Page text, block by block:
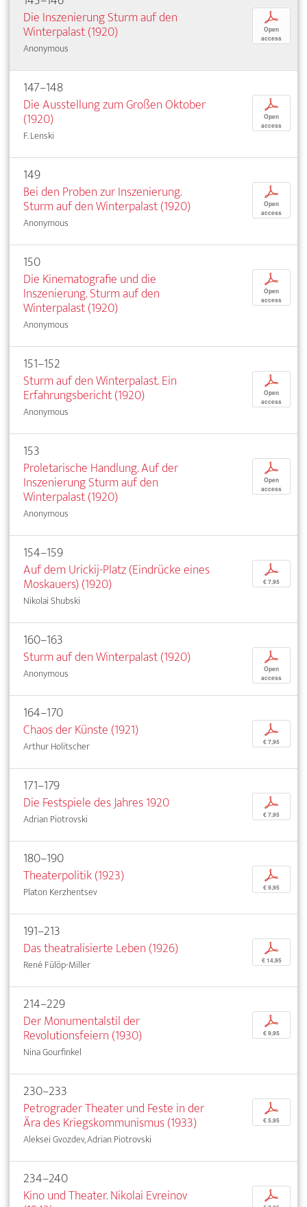
Die Inszenierung Sturm auf den
Winterpalast (1920)
Anonymous
p
Open
access
147–148
Die Ausstellung zum Großen Oktober
(1920)
F. Lenski
p
Open
access
149
Bei den Proben zur Inszenierung.
Sturm auf den Winterpalast (1920)
Anonymous
p
Open
access
150
Die Kinematografie und die
Inszenierung. Sturm auf den
Winterpalast (1920)
Anonymous
p
Open
access
151–152
Sturm auf den Winterpalast. Ein
Erfahrungsbericht (1920)
Anonymous
p
Open
access
153
Proletarische Handlung. Auf der
Inszenierung Sturm auf den
Winterpalast (1920)
Anonymous
p
Open
access
154–159
Auf dem Urickij-Platz (Eindrücke eines
Moskauers) (1920)
Nikolai Shubski
p
€ 7,95
160–163
Sturm auf den Winterpalast (1920)
Anonymous
p
Open
access
164–170
Chaos der Künste (1921)
Arthur Holitscher
p
€ 7,95
171–179
Die Festspiele des Jahres 1920
Adrian Piotrovski
p
€ 7,95
180–190
Theaterpolitik (1923)
Platon Kerzhentsev
p
€ 9,95
191–213
Das theatralisierte Leben (1926)
René Fülöp-Miller
p
€ 14,95
214–229
Der Monumentalstil der
Revolutionsfeiern (1930)
Nina Gourfinkel
p
€ 9,95
230–233
Petrograder Theater und Feste in der
Ära des Kriegskommunismus (1933)
Aleksei Gvozdev, Adrian Piotrovski
p
€ 5,95
234–240
Kino und Theater. Nikolai Evreinov
p